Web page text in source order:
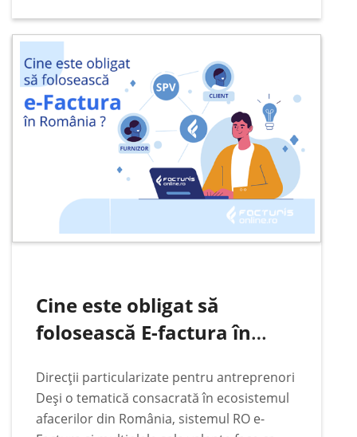
preț, abonamente lunare fixe sau taxe
ascunse când vine vorba de funcțiile de
bază ale programului de facturare…
Cine este obligat să
folosească E-factura în
Direcții particularizate pentru antreprenori
Deși o tematică consacrată în ecosistemul
afacerilor din România, sistemul RO e-